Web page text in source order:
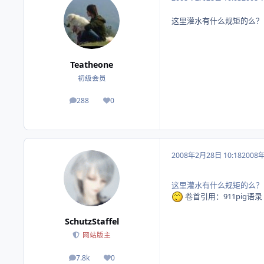
Teatheone
初级会员
288
帖子 0
荣誉积分
这里灌水有什么规矩的么？
SchutzStaffel
网站版主
7.8k
帖子 0
荣誉积分
2008年2月28日 10:182008
这里灌水有什么规矩的么？
卷首引用：911pig语录